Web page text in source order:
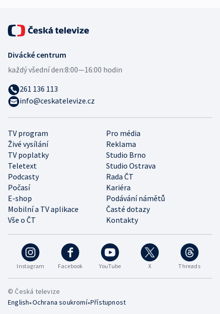
Instagram Facebook YouTube X Threads
TV program
Pro média
Živé vysílání
Reklama
TV poplatky
Studio Brno
Teletext
Studio Ostrava
Podcasty
Rada ČT
Počasí
Kariéra
E-shop
Podávání námětů
Mobilní a TV aplikace
Časté dotazy
Vše o ČT
Kontakty
Divácké centrum
každý všední den:8:00—16:00 hodin
261 136 113
info@ceskatelevize.cz
© Česká televize
English•Ochrana soukromí•Přístupnost